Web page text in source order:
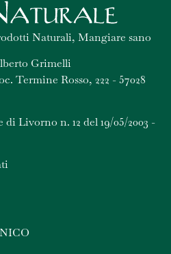
Naturali, Mangiare sano
Grimelli
Termine Rosso, 222 - 57028
Livorno n. 12 del 19/05/2003 -